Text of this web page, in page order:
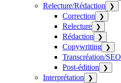
Relecture/Rédaction ❯
Correction ❯
Relecture ❯
Rédaction ❯
Copywriting ❯
Transcréation/SEO
Post-édition ❯
Interprétation ❯